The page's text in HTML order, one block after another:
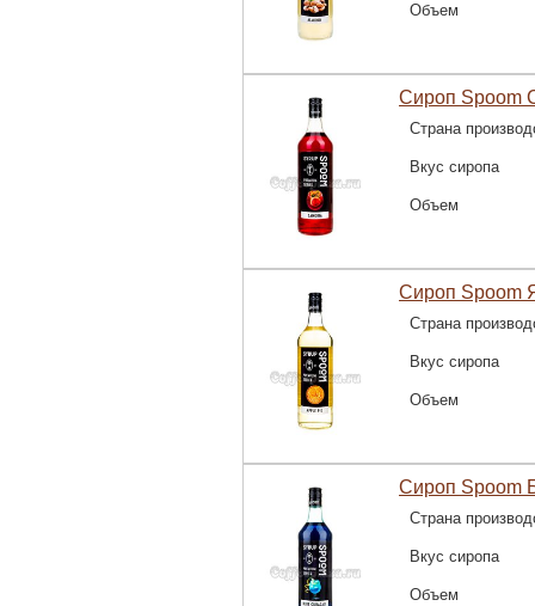
Объем
Сироп Spoom
Страна
Вкус сиропа
Объем
Сироп Spoom
Страна
Вкус сиропа
Объем
Сироп Spoom
Страна
Вкус сиропа
Объем